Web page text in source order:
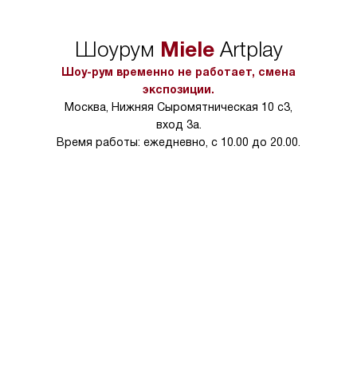
в условиях
тарифы на услуги
Шоурум MieleArtplay
Шоу-рум временно не работает, смена
экспозиции.
Москва, Нижняя Сыромятническая 10 с3,
вход 3а.
Время работы: ежедневно, с 10.00 до 20.00.